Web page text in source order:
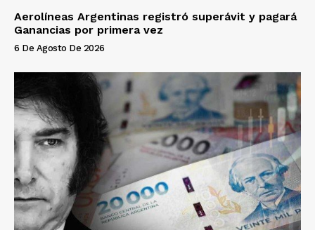
Aerolíneas Argentinas registró superávit y pagará
Ganancias por primera vez
6 De Agosto De 2026